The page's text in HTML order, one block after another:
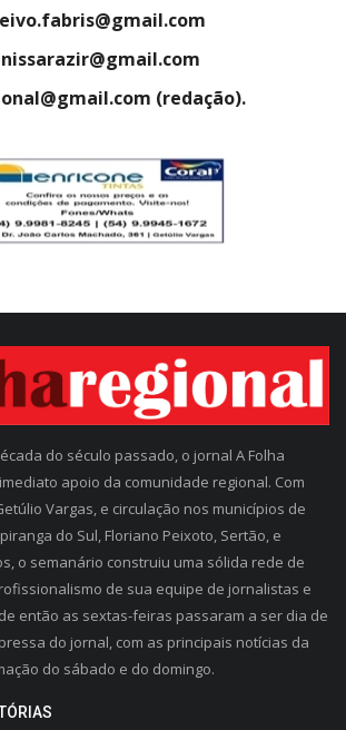
(redação).
do século passado, o jornal A Folha
apoio da comunidade regional. Com
Vargas, e circulação nos municípios de
do Sul, Floriano Peixoto, Sertão, e
o semanário construiu uma sólida rede de
de sua equipe de jornalistas e
então as sextas-feiras passaram a ser dia de
do jornal, com as principais notícias da
do sábado e do domingo.